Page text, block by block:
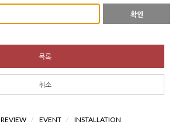
확인
목록
취소
REVIEW / EVENT / INSTALLATION